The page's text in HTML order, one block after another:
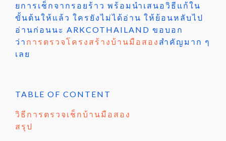
ยการเช็กจากรอยร้าว พร้อมนำเสนอวิธีแก้ใน
ขั้นต้นให้แล้ว ใครยังไม่ได้อ่าน ให้ย้อนหลับไป
อ่านก่อนนะ ARKCOTHAILAND ขอบอก
ว่า การตรวจโครงสร้างบ้านมือสอง สำคัญมาก ๆ
เลย
TABLE OF CONTENT
วิธีการตรวจเช็กบ้านมือสอง
สรุป